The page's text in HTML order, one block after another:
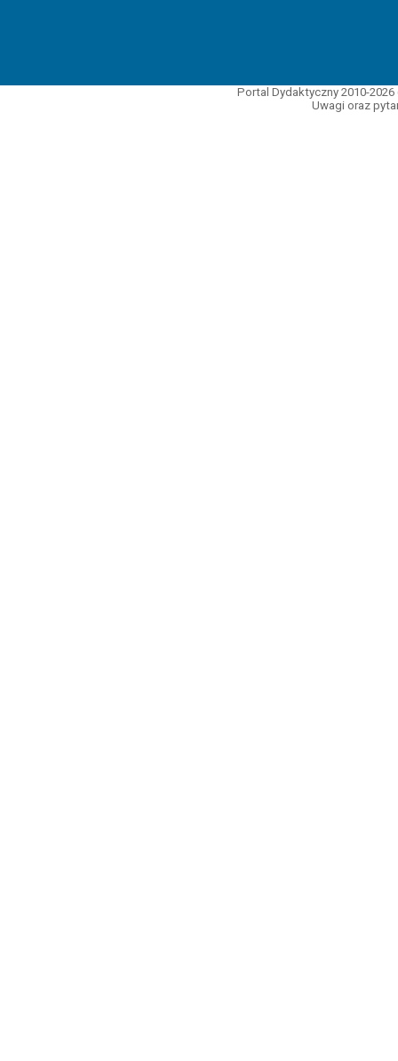
Portal Dydaktyczny 2010-
Uwagi oraz